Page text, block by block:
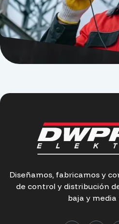
Diseñamos, fabricamos y
de control y distribución
baja y